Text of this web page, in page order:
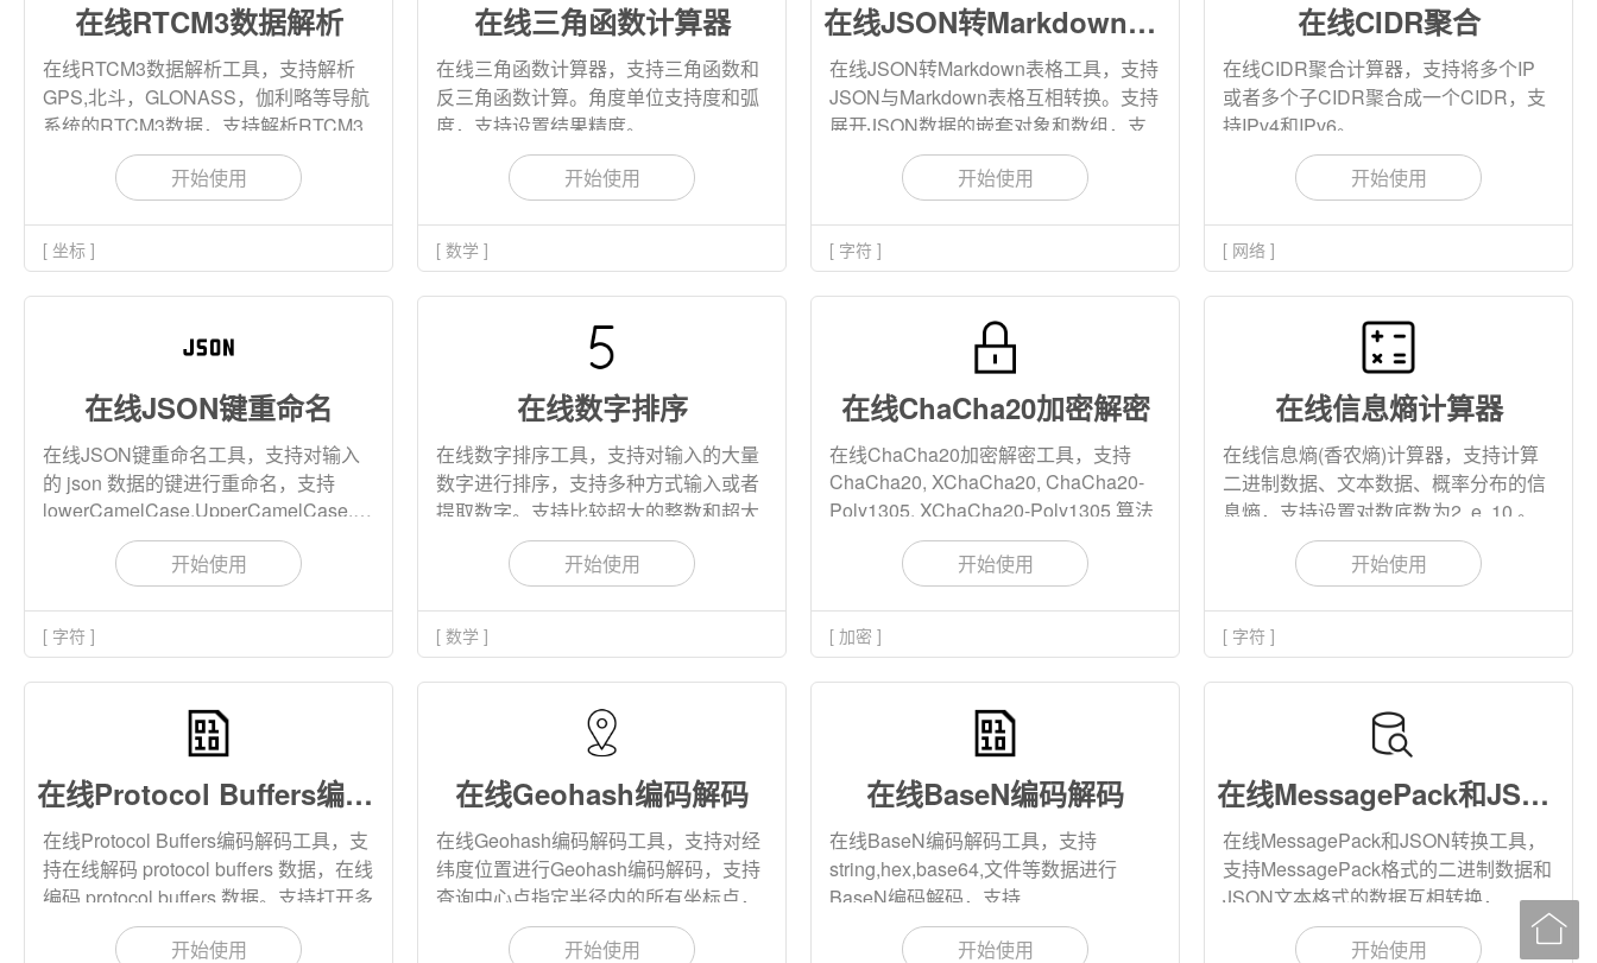
在线RTCM3数据解析
在线RTCM3数据解析工具，支持解析
GPS,北斗，GLONASS，伽利略等导航
系统的RTCM3数据，支持解析RTCM3
基础消息，星历消息，MSM消息，支持
下载解析结果。开始使用
[ 坐标 ]
在线三角函数计算器
在线三角函数计算器，支持三角函数和
反三角函数计算。角度单位支持度和弧
度，支持设置结果精度。
开始使用
[ 数学 ]
在线JSON转Markdown表格
在线JSON转Markdown表格工具，支持
JSON与Markdown表格互相转换。支持
展开JSON数据的嵌套对象和数组，支
持对Markdown特殊字符转义。
开始使用
[ 字符 ]
在线CIDR聚合
在线CIDR聚合计算器，支持将多个IP
或者多个子CIDR聚合成一个CIDR，支
持IPv4和IPv6。
开始使用
[ 网络 ]
在线JSON键重命名
在线JSON键重命名工具，支持对输入
的 json 数据的键进行重命名，支持
lowerCamelCase,UpperCamelCase,lowercase,UPPERCASE,lower_snake_case,UPPER_SNAKE_CASE,kebab-
case, 自定义重命名规则等多种重命名
方式。支持给键添加前缀或者后缀，支
持设置键名冲突处理规则。
开始使用
[ 字符 ]
在线数字排序
在线数字排序工具，支持对输入的大量
数字进行排序，支持多种方式输入或者
提取数字。支持比较超大的整数和超大
的浮点数。
开始使用
[ 数学 ]
在线ChaCha20加密解密
在线ChaCha20加密解密工具，支持
ChaCha20, XChaCha20, ChaCha20-
Poly1305, XChaCha20-Poly1305 算法
的加密解密，支持 string, hex, base64
格式输入数据，支持选择多种字符集。
开始使用
[ 加密 ]
在线信息熵计算器
在线信息熵(香农熵)计算器，支持计算
二进制数据、文本数据、概率分布的信
息熵，支持设置对数底数为2, e, 10 。
支持设置结果精度。
开始使用
[ 字符 ]
在线Protocol Buffers编码解码
在线Protocol Buffers编码解码工具，支
持在线解码 protocol buffers 数据，在线
编码 protocol buffers 数据。支持打开多
个 proto 定义文件，支持解码编码多个
开始使用
在线Geohash编码解码
在线Geohash编码解码工具，支持对经
纬度位置进行Geohash编码解码，支持
查询中心点指定半径内的所有坐标点，
支持查询离中心点最近的坐标点。
开始使用
在线BaseN编码解码
在线BaseN编码解码工具，支持
string,hex,base64,文件等数据进行
BaseN编码解码，支持
base2,base8,base16,base32,base64,base58,base85,base91,base100
等算法，本工具还支持自定义算法。
开始使用
在线MessagePack和JSON转换
在线MessagePack和JSON转换工具，
支持MessagePack格式的二进制数据和
JSON文本格式的数据互相转换，
MessagePack数据支持输入
hex,base64,字节数组等格式。
开始使用
